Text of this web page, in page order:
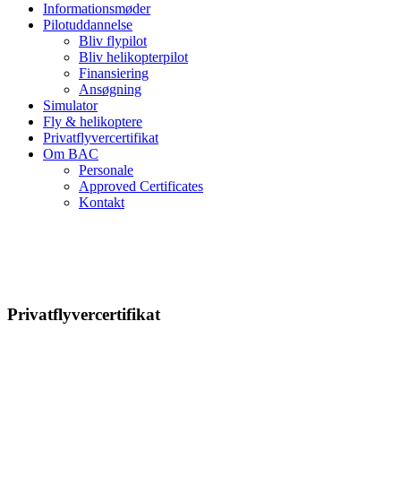
Informationsmøder
Pilotuddannelse
Bliv flypilot
Bliv helikopterpilot
Finansiering
Ansøgning
Simulator
Fly & helikoptere
Privatflyvercertifikat
Om BAC
Personale
Approved Certificates
Kontakt
Privatflyvercertifikat